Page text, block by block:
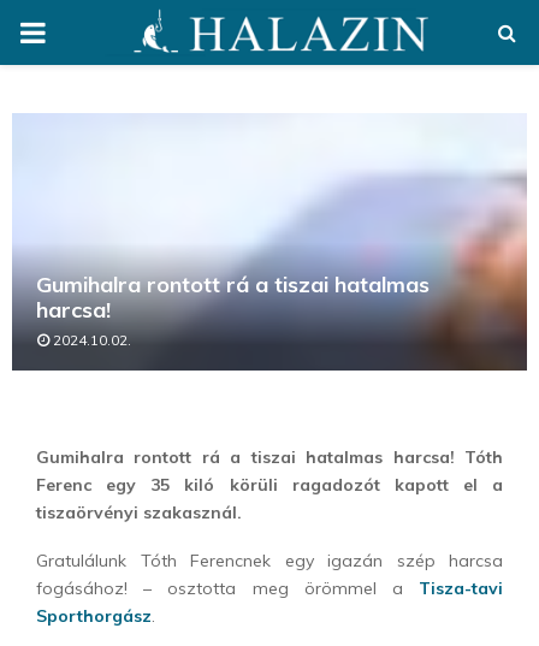
PRIMARY
Gumihalra rontott rá a tiszai hatalmas
harcsa!
2024.10.02.
Gumihalra rontott rá a tiszai hatalmas harcsa! Tóth
Ferenc egy 35 kiló körüli ragadozót kapott el a
tiszaörvényi szakasznál.
Gratulálunk Tóth Ferencnek egy igazán szép harcsa
fogásához! – osztotta meg örömmel a Tisza-tavi
Sporthorgász.